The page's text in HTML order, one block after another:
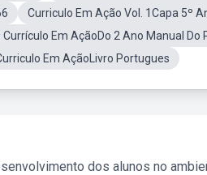
Curriculo Em Ação Vol. 1Capa 5º
Currículo Em AçãoDo 2 Ano Manual Do
Em AçãoLivro Portugues
dos alunos no